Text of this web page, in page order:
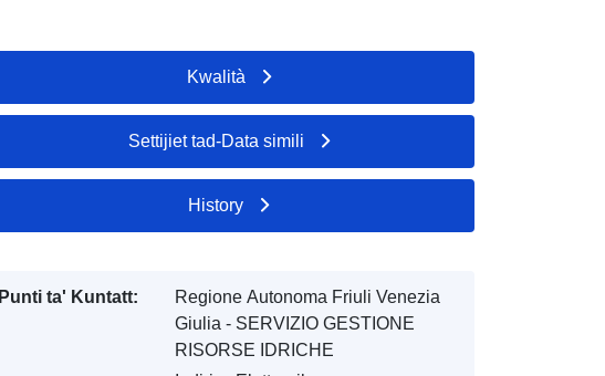
Kwalità
Settijiet tad-Data simili
History
Punti ta' Kuntatt:
Regione Autonoma Friuli Venezia
Giulia - SERVIZIO GESTIONE
RISORSE IDRICHE